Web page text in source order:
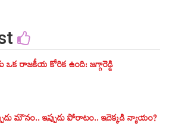
ఒక రాజకీయ కోరిక ఉంది: జగ్గారెడ్డి
మౌనం.. ఇప్పుడు పోరాటం.. ఇదెక్కడి న్యాయం?